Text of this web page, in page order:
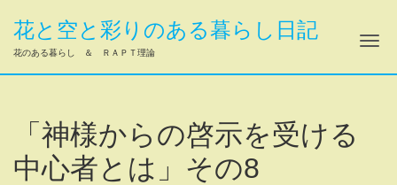
花と空と彩りのある暮らし日記
花のある暮らし ＆ ＲＡＰＴ理論 ナ
「神様からの啓示を受ける
中心者とは」その8